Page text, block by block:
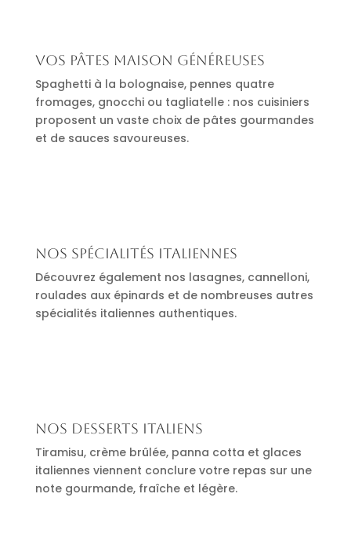
Vos pâtes maison généreuses
Spaghetti à la bolognaise, pennes quatre
fromages, gnocchi ou tagliatelle : nos cuisiniers
proposent un vaste choix de pâtes gourmandes
et de sauces savoureuses.
Nos spécialités italiennes
Découvrez également nos lasagnes, cannelloni,
roulades aux épinards et de nombreuses autres
spécialités italiennes authentiques.
Nos desserts italiens
Tiramisu, crème brûlée, panna cotta et glaces
italiennes viennent conclure votre repas sur une
note gourmande, fraîche et légère.